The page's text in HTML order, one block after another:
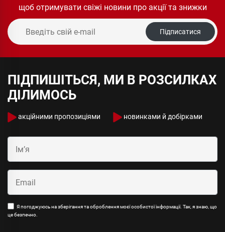
щоб отримувати свіжі новини про акції та знижки
Підписатися
ПІДПИШІТЬСЯ, МИ В РОЗСИЛКАХ
ДІЛИМОСЬ
акційними пропозиціями новинками й добірками
Я погоджуюсь на зберігання та оброблення моєї особистої інформації. Так, я знаю, що
це безпечно.